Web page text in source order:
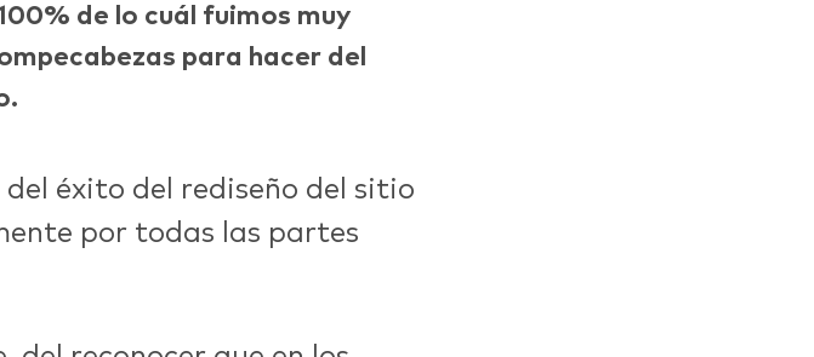
de lo cuál fuimos muy
para hacer del
éxito del rediseño del sitio
por todas las partes